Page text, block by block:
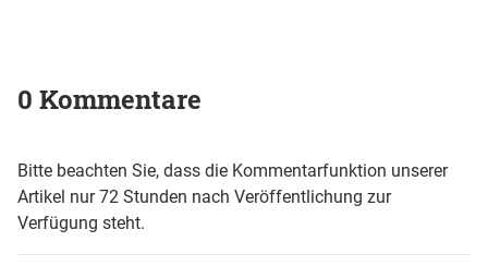
0 Kommentare
Bitte beachten Sie, dass die Kommentarfunktion unserer
Artikel nur 72 Stunden nach Veröffentlichung zur
Verfügung steht.